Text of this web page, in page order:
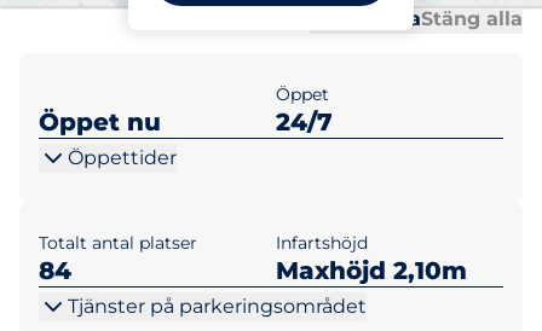
Öppna allaStäng alla
Öppet nu
Öppet
24/7
Öppettider
Totalt antal platser
84
Infartshöjd
Maxhöjd 2,10m
Tjänster på parkeringsområdet